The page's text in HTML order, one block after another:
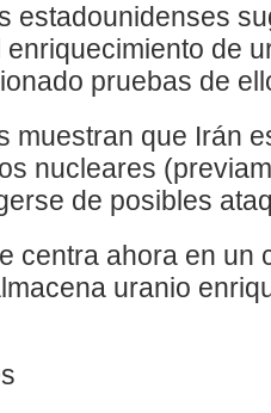
estadounidenses
de
pruebas de
muestran que Irán
nucleares
de posibles
centra ahora en un
uranio